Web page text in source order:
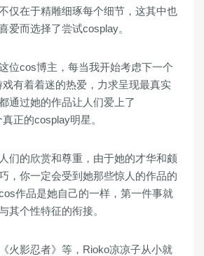
仅在于精雕细琢每个细节，这其中也
爱而选择了尝试cosplay。
位cos博主，每当我开始考虑下一个
有着着迷的热爱，力求呈现最真实
通过她的作品让人们爱上了
正的cosplay明星。
们的欣赏和尊重，由于她的才华和颇
，你一定会受到她那些惊人的作品的
作品是她自己的一样，第一件事就
其个性特征的衔接。
火影忍者》等，Rioko凉凉子从小就